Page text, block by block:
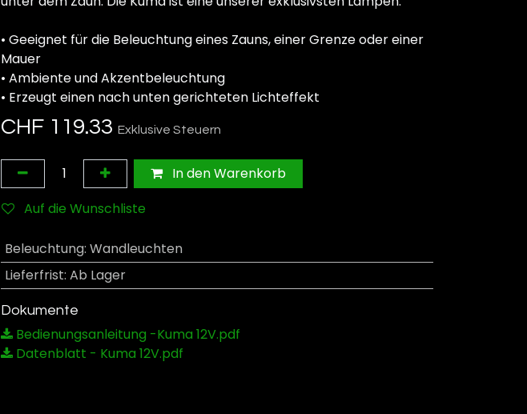
• Geeignet für die Beleuchtung eines Zauns, einer Grenze oder einer
Mauer
• Ambiente und Akzentbeleuchtung
• Erzeugt einen nach unten gerichteten Lichteffekt
CHF 119.33 Exklusive Steuern
In den Warenkorb
Auf die Wunschliste
Beleuchtung: Wandleuchten
Lieferfrist: Ab Lager
Dokumente
Bedienungsanleitung -Kuma 12V.pdf
Datenblatt - Kuma 12V.pdf